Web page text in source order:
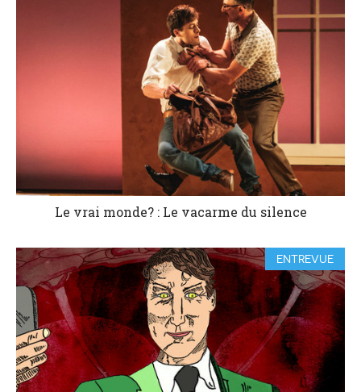
Le vrai monde? : Le vacarme du silence
ENTREVUE